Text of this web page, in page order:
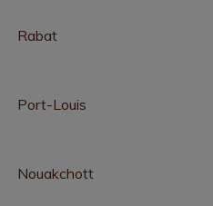
Rabat
Port-Louis
Nouakchott